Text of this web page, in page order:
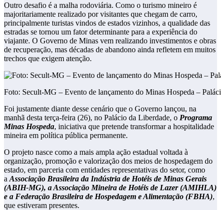
Outro desafio é a malha rodoviária. Como o turismo mineiro é
majoritariamente realizado por visitantes que chegam de carro,
principalmente turistas vindos de estados vizinhos, a qualidade das
estradas se tornou um fator determinante para a experiência do
viajante. O Governo de Minas vem realizando investimentos e obras
de recuperação, mas décadas de abandono ainda refletem em muitos
trechos que exigem atenção.
Foto: Secult-MG – Evento de lançamento do Minas Hospeda –
Foi justamente diante desse cenário que o Governo lançou, na
manhã desta terça-feira (26), no Palácio da Liberdade, o Programa
Minas Hospeda, iniciativa que pretende transformar a hospitalidade
mineira em política pública permanente.
O projeto nasce como a mais ampla ação estadual voltada à
organização, promoção e valorização dos meios de hospedagem do
estado, em parceria com entidades representativas do setor, como
a Associação Brasileira da Indústria de Hotéis de Minas Gerais
(ABIH-MG), a Associação Mineira de Hotéis de Lazer (AMIHLA)
e a Federação Brasileira de Hospedagem e Alimentação (FBHA),
que estiveram presentes.